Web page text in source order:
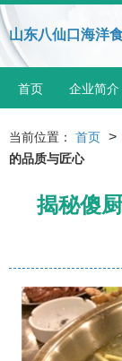
山东八仙口海洋
首页 企业简介
当前位置： 首页 >
的品质与匠心
揭秘傻